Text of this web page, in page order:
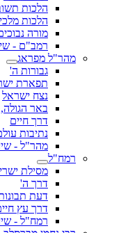
הלכות
הלכות
מורה
רמב"ם -
מהר"ל מפראג
גבורות ה'
תפארת
נצח ישראל
באר
דרך חיים
נתיבות
מהר"ל -
רמח"ל
מסילת
דרך ה'
דעת
דרך עץ
רמח"ל -